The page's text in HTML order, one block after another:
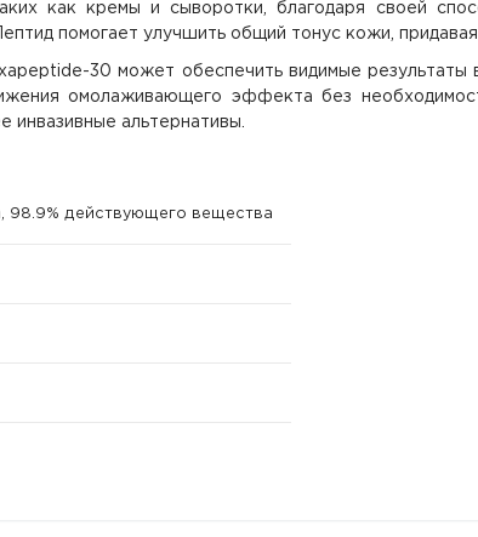
как кремы и сыворотки, благодаря своей
помогает улучшить общий тонус кожи, придавая
30 может обеспечить видимые результаты
омолаживающего эффекта без
альтернативы.
98.9% действующего вещества